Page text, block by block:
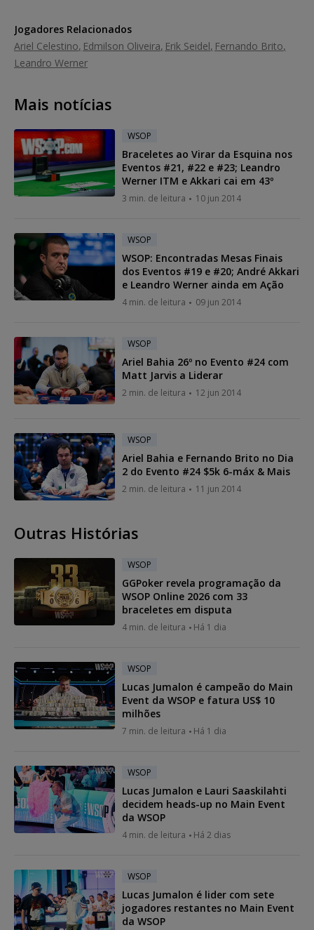
Jogadores Relacionados
Ariel Celestino Edmilson Oliveira Erik Seidel Fernando Brito
Leandro Werner
Mais notícias
WSOP
Braceletes ao Virar da Esquina nos
Eventos #21, #22 e #23; Leandro
Werner ITM e Akkari cai em 43º
3 min. de leitura 10 jun 2014
WSOP
WSOP: Encontradas Mesas Finais
dos Eventos #19 e #20; André Akkari
e Leandro Werner ainda em Ação
4 min. de leitura 09 jun 2014
WSOP
Ariel Bahia 26º no Evento #24 com
Matt Jarvis a Liderar
2 min. de leitura 12 jun 2014
WSOP
Ariel Bahia e Fernando Brito no Dia
2 do Evento #24 $5k 6-máx & Mais
2 min. de leitura 11 jun 2014
Outras Histórias
WSOP
GGPoker revela programação da
WSOP Online 2026 com 33
braceletes em disputa
4 min. de leitura Há 1 dia
WSOP
Lucas Jumalon é campeão do Main
Event da WSOP e fatura US$ 10
milhões
7 min. de leitura Há 1 dia
WSOP
Lucas Jumalon e Lauri Saaskilahti
decidem heads-up no Main Event
da WSOP
4 min. de leitura Há 2 dias
WSOP
Lucas Jumalon é lider com sete
jogadores restantes no Main Event
da WSOP